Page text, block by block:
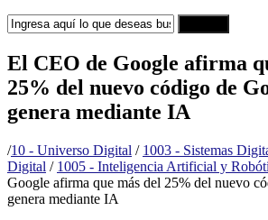
El CEO de Google afirma
25% del nuevo código de
genera mediante IA
/10 - Universo Digital / 1003 - Sistemas
Digital / 1005 - Inteligencia Artificial y
Google afirma que más del 25% del nuevo
genera mediante IA